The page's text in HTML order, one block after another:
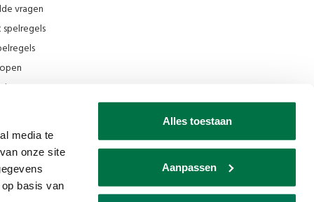
media te
onze site
basis van
Alles toestaan
Aanpassen
vragen
Van den Broek Biljarts